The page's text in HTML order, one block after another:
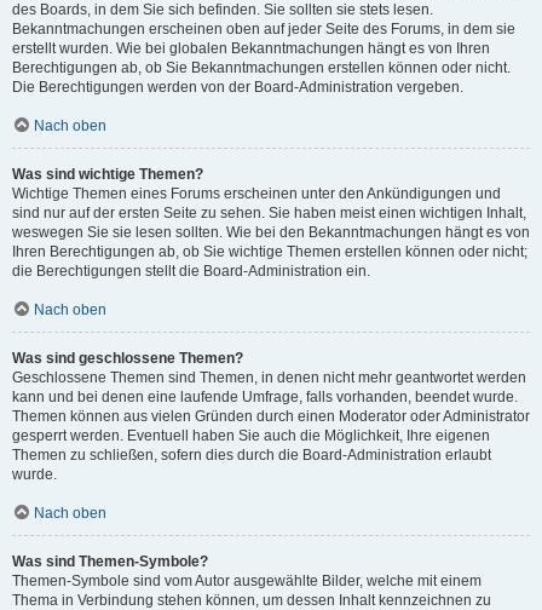
des Boards, in dem Sie sich befinden. Sie sollten sie stets lesen.
Bekanntmachungen erscheinen oben auf jeder Seite des Forums, in dem sie
erstellt wurden. Wie bei globalen Bekanntmachungen hängt es von Ihren
Berechtigungen ab, ob Sie Bekanntmachungen erstellen können oder nicht.
Die Berechtigungen werden von der Board-Administration vergeben.
Nach oben
Was sind wichtige Themen?
Wichtige Themen eines Forums erscheinen unter den Ankündigungen und
sind nur auf der ersten Seite zu sehen. Sie haben meist einen wichtigen Inhalt,
weswegen Sie sie lesen sollten. Wie bei den Bekanntmachungen hängt es von
Ihren Berechtigungen ab, ob Sie wichtige Themen erstellen können oder nicht;
die Berechtigungen stellt die Board-Administration ein.
Nach oben
Was sind geschlossene Themen?
Geschlossene Themen sind Themen, in denen nicht mehr geantwortet werden
kann und bei denen eine laufende Umfrage, falls vorhanden, beendet wurde.
Themen können aus vielen Gründen durch einen Moderator oder Administrator
gesperrt werden. Eventuell haben Sie auch die Möglichkeit, Ihre eigenen
Themen zu schließen, sofern dies durch die Board-Administration erlaubt
wurde.
Nach oben
Was sind Themen-Symbole?
Themen-Symbole sind vom Autor ausgewählte Bilder, welche mit einem
Thema in Verbindung stehen können, um dessen Inhalt kennzeichnen zu